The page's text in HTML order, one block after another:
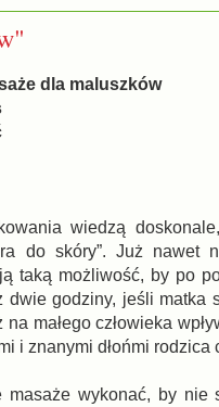
dla maluszków
wiedzą
do skóry”. Już nawet
taką możliwość, by po
dwie godziny, jeśli matka
małego człowieka
i znanymi dłońmi rodzica
wykonać, by nie